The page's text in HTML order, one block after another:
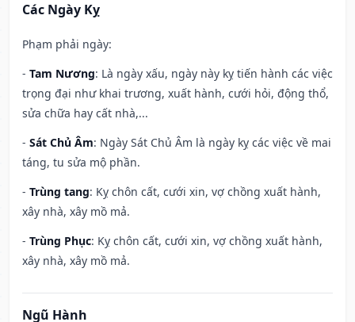
Các Ngày Kỵ
Phạm phải ngày:
- Tam Nương: Là ngày xấu, ngày này kỵ tiến hành các việc
trọng đại như khai trương, xuất hành, cưới hỏi, động thổ,
sửa chữa hay cất nhà,...
- Sát Chủ Âm: Ngày Sát Chủ Âm là ngày kỵ các việc về mai
táng, tu sửa mộ phần.
- Trùng tang: Kỵ chôn cất, cưới xin, vợ chồng xuất hành,
xây nhà, xây mồ mả.
- Trùng Phục: Kỵ chôn cất, cưới xin, vợ chồng xuất hành,
xây nhà, xây mồ mả.
Ngũ Hành